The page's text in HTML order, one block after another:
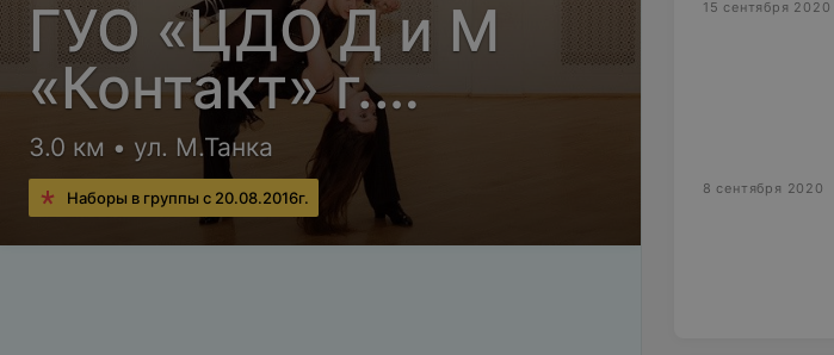
15 сентября 2020
8 сентября 2020
ГУО «ЦДО Д и М
«Контакт» г.
Минска» Клуб
спортивных танцев
«Мэта»
3.0 км • ул. М.Танка
Наборы в группы с 20.08.2016г.